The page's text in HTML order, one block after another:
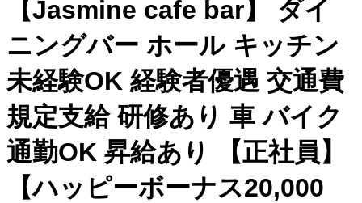
【Jasmine cafe bar】 ダイ
ニングバー ホール キッチン
未経験OK 経験者優遇 交通費
規定支給 研修あり 車 バイク
通勤OK 昇給あり 【正社員】
【ハッピーボーナス20,000